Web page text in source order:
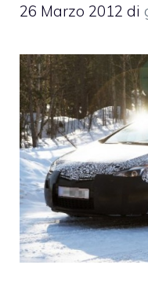
26 Marzo 2012 di